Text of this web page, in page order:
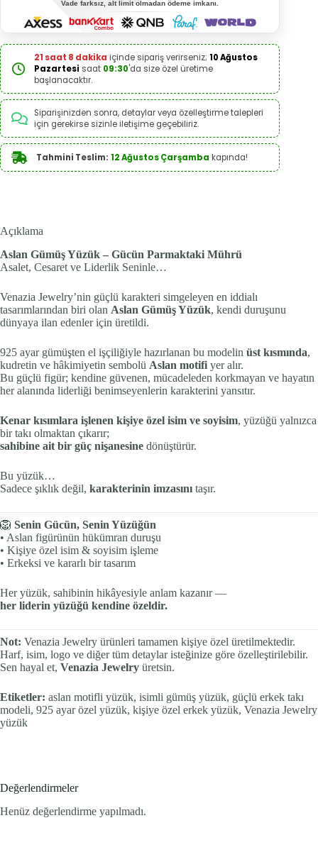
Vade farksız, alt limit olmadan ödeme imkanı.
21 saat 8 dakika içinde sipariş verirseniz; 10 Ağustos
Pazartesi saat 09:30'da size özel üretime
başlanacaktır.
Siparişinizden sonra, detaylar veya özelleştirme talepleri
için gerekirse sizinle iletişime geçebiliriz.
Tahmini Teslim: 12 Ağustos Çarşamba kapında!
Açıklama
Aslan Gümüş Yüzük – Gücün Parmaktaki Mührü
Asalet, Cesaret ve Liderlik Seninle…
Venazia Jewelry’nin güçlü karakteri simgeleyen en iddialı
tasarımlarından biri olan Aslan Gümüş Yüzük, kendi duruşunu
dünyaya ilan edenler için üretildi.
925 ayar gümüşten el işçiliğiyle hazırlanan bu modelin üst kısmında,
kudretin ve hâkimiyetin sembolü Aslan motifi yer alır.
Bu güçlü figür; kendine güvenen, mücadeleden korkmayan ve hayatın
her alanında liderliği benimseyenlerin karakterini yansıtır.
Kenar kısımlara işlenen kişiye özel isim ve soyisim, yüzüğü yalnızca
bir takı olmaktan çıkarır;
sahibine ait bir güç nişanesine dönüştürür.
Bu yüzük…
Sadece şıklık değil, karakterinin imzasını taşır.
🦁 Senin Gücün, Senin Yüzüğün
• Aslan figürünün hükümran duruşu
• Kişiye özel isim & soyisim işleme
• Erkeksi ve kararlı bir tasarım
Her yüzük, sahibinin hikâyesiyle anlam kazanır —
her liderin yüzüğü kendine özeldir.
Not: Venazia Jewelry ürünleri tamamen kişiye özel üretilmektedir.
Harf, isim, logo ve diğer tüm detaylar isteğinize göre özelleştirilebilir.
Sen hayal et, Venazia Jewelry üretsin.
Etiketler: aslan motifli yüzük, isimli gümüş yüzük, güçlü erkek takı
modeli, 925 ayar özel yüzük, kişiye özel erkek yüzük, Venazia Jewelry
yüzük
Değerlendirmeler
Henüz değerlendirme yapılmadı.